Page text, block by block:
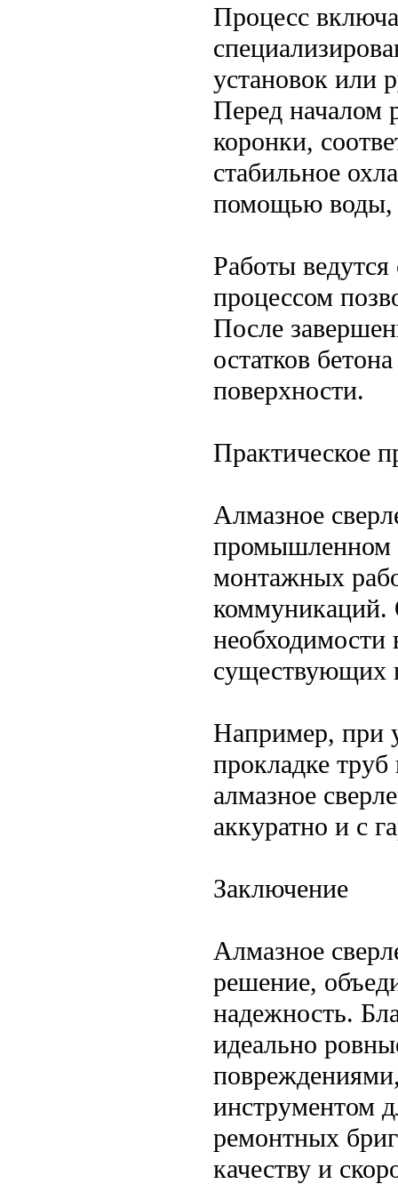
Процесс
установок или
Перед началом
коронки,
стабильное
помощью воды,
Работы
процессом
После
остатков
поверхности.
Практическое
Алмазное
промышленном
монтажных
коммуникаций.
необходимости
существующих
Например, при
прокладке
алмазное
аккуратно и с
Заключение
Алмазное
решение,
надежность.
идеально
инструментом
ремонтных
качеству и